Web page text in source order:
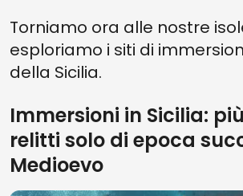
Torniamo ora alle nostre
esploriamo i siti di
della Sicilia.
Immersioni in Sicilia:
relitti solo di epoca
Medioevo